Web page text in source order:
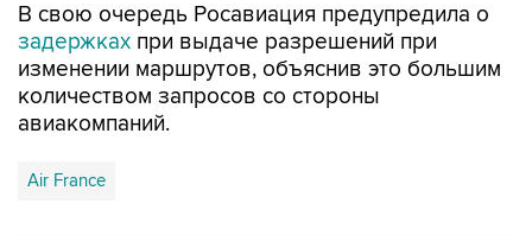
В свою очередь Росавиация предупредила о
задержках при выдаче разрешений при
изменении маршрутов, объяснив это большим
количеством запросов со стороны
авиакомпаний.
Air France